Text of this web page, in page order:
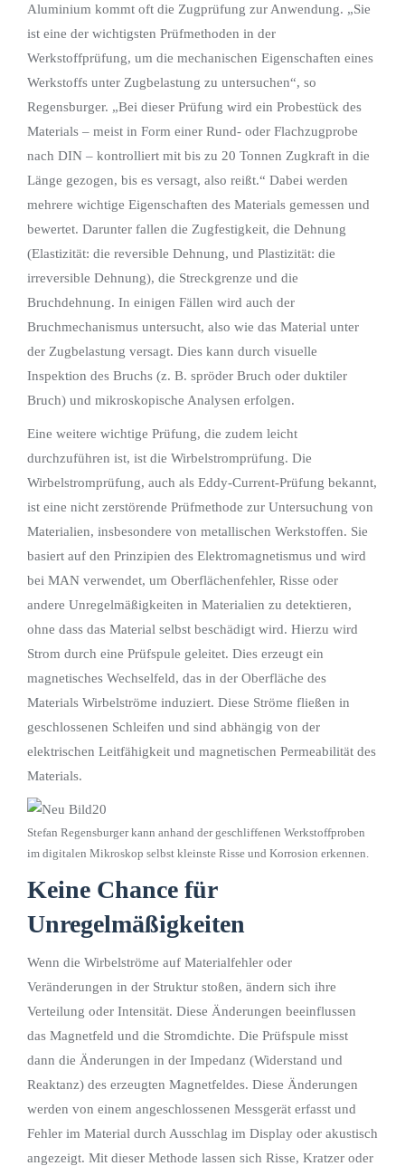
Aluminium kommt oft die Zugprüfung zur Anwendung. „Sie
ist eine der wichtigsten Prüfmethoden in der
Werkstoffprüfung, um die mechanischen Eigenschaften eines
Werkstoffs unter Zugbelastung zu untersuchen“, so
Regensburger. „Bei dieser Prüfung wird ein Probestück des
Materials – meist in Form einer Rund- oder Flachzugprobe
nach DIN – kontrolliert mit bis zu 20 Tonnen Zugkraft in die
Länge gezogen, bis es versagt, also reißt.“ Dabei werden
mehrere wichtige Eigenschaften des Materials gemessen und
bewertet. Darunter fallen die Zugfestigkeit, die Dehnung
(Elastizität: die reversible Dehnung, und Plastizität: die
irreversible Dehnung), die Streckgrenze und die
Bruchdehnung. In einigen Fällen wird auch der
Bruchmechanismus untersucht, also wie das Material unter
der Zugbelastung versagt. Dies kann durch visuelle
Inspektion des Bruchs (z. B. spröder Bruch oder duktiler
Bruch) und mikroskopische Analysen erfolgen.
Eine weitere wichtige Prüfung, die zudem leicht
durchzuführen ist, ist die Wirbelstromprüfung. Die
Wirbelstromprüfung, auch als Eddy-Current-Prüfung bekannt,
ist eine nicht zerstörende Prüfmethode zur Untersuchung von
Materialien, insbesondere von metallischen Werkstoffen. Sie
basiert auf den Prinzipien des Elektromagnetismus und wird
bei MAN verwendet, um Oberflächenfehler, Risse oder
andere Unregelmäßigkeiten in Materialien zu detektieren,
ohne dass das Material selbst beschädigt wird. Hierzu wird
Strom durch eine Prüfspule geleitet. Dies erzeugt ein
magnetisches Wechselfeld, das in der Oberfläche des
Materials Wirbelströme induziert. Diese Ströme fließen in
geschlossenen Schleifen und sind abhängig von der
elektrischen Leitfähigkeit und magnetischen Permeabilität des
Materials.
Stefan Regensburger kann anhand der geschliffenen Werkstoffproben
im digitalen Mikroskop selbst kleinste Risse und Korrosion erkennen.
Keine Chance für
Unregelmäßigkeiten
Wenn die Wirbelströme auf Materialfehler oder
Veränderungen in der Struktur stoßen, ändern sich ihre
Verteilung oder Intensität. Diese Änderungen beeinflussen
das Magnetfeld und die Stromdichte. Die Prüfspule misst
dann die Änderungen in der Impedanz (Widerstand und
Reaktanz) des erzeugten Magnetfeldes. Diese Änderungen
werden von einem angeschlossenen Messgerät erfasst und
Fehler im Material durch Ausschlag im Display oder akustisch
angezeigt. Mit dieser Methode lassen sich Risse, Kratzer oder